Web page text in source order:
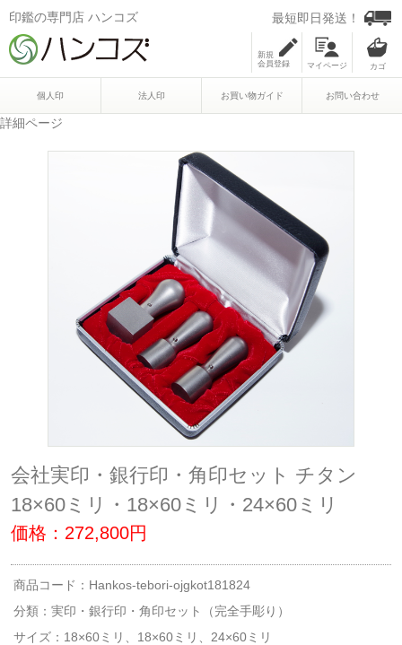
印鑑の専門店 ハンコズ 最短即日発送！
新規
会員登録
マイページ
個人印 法人印 お買い物ガイド お問い合わせ
詳細ページ
会社実印・銀行印・角印セット チタン
18×60ミリ・18×60ミリ・24×60ミリ
価格：272,800円
商品コード：Hankos-tebori-ojgkot181824
分類： 実印・銀行印・角印セット（完全手彫り）
サイズ：18×60ミリ、18×60ミリ、24×60ミリ